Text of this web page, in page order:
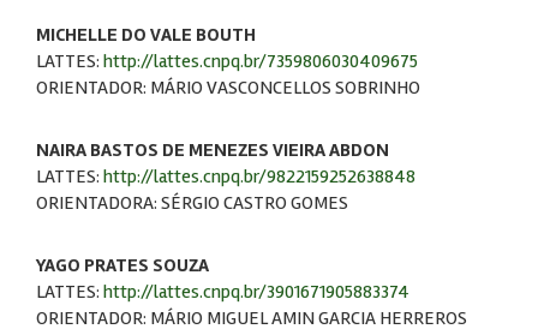
MICHELLE DO VALE BOUTH
LATTES: http://lattes.cnpq.br/7359806030409675
ORIENTADOR: MÁRIO VASCONCELLOS SOBRINHO
NAIRA BASTOS DE MENEZES VIEIRA ABDON
LATTES: http://lattes.cnpq.br/9822159252638848
ORIENTADORA: SÉRGIO CASTRO GOMES
YAGO PRATES SOUZA
LATTES: http://lattes.cnpq.br/3901671905883374
ORIENTADOR: MÁRIO MIGUEL AMIN GARCIA HERREROS